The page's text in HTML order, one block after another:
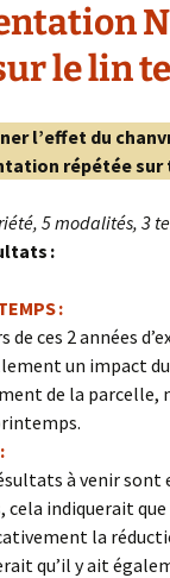
le lin
l’effet du
répétée sur
5 modalités, 3
:
:
de ces 2 années
un impact
de la parcelle,
à venir sont
cela indiquerait
la
qu’il y ait